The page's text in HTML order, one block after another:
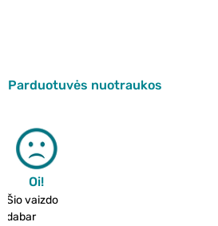
Parduotuvės nuotraukos
Oi!
Šio vaizdo
dabar